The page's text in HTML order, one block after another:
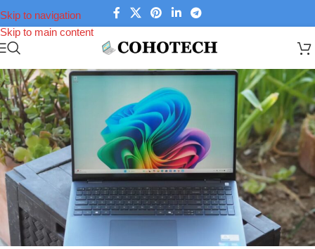
Skip to navigation
Skip to main content